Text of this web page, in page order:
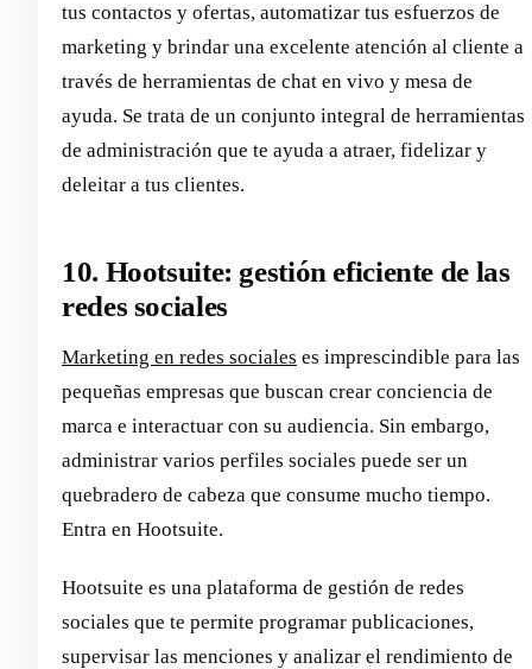
tus contactos y ofertas, automatizar tus esfuerzos de
marketing y brindar una excelente atención al cliente a
través de herramientas de chat en vivo y mesa de
ayuda. Se trata de un conjunto integral de herramientas
de administración que te ayuda a atraer, fidelizar y
deleitar a tus clientes.
10. Hootsuite: gestión eficiente de las
redes sociales
Marketing en redes sociales es imprescindible para las
pequeñas empresas que buscan crear conciencia de
marca e interactuar con su audiencia. Sin embargo,
administrar varios perfiles sociales puede ser un
quebradero de cabeza que consume mucho tiempo.
Entra en Hootsuite.
Hootsuite es una plataforma de gestión de redes
sociales que te permite programar publicaciones,
supervisar las menciones y analizar el rendimiento de